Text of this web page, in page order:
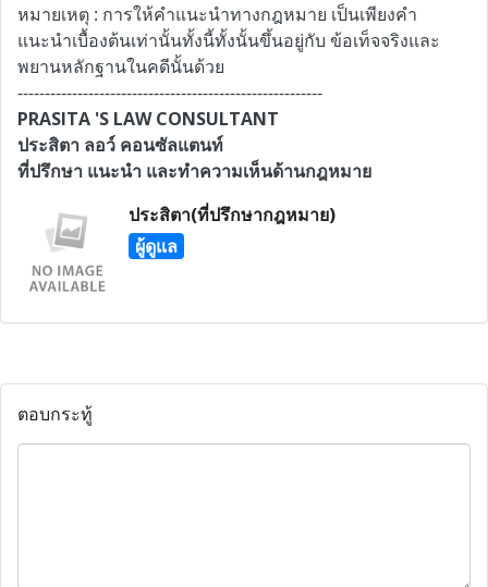
หมายเหตุ : การให้คำแนะนำทางกฎหมาย เป็นเพียงคำ
แนะนำเบื้องต้นเท่านั้นทั้งนี้ทั้งนั้นขึ้นอยู่กับ ข้อเท็จจริงและ
พยานหลักฐานในคดีนั้นด้วย
--------------------------------------------------------
PRASITA 'S LAW CONSULTANT
ประสิตา ลอว์ คอนซัลแตนท์
ที่ปรึกษา แนะนำ และทำความเห็นด้านกฎหมาย
ประสิตา(ที่ปรึกษากฎหมาย)
ผู้ดูแล
ตอบกระทู้